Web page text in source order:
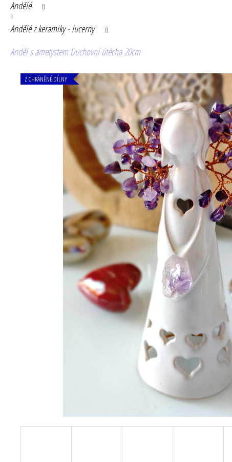
Andělé
Andělé z keramiky - lucerny
Anděl s ametystem Duchovní útěcha 20cm
Z CHRÁNĚNÉ DÍLNY